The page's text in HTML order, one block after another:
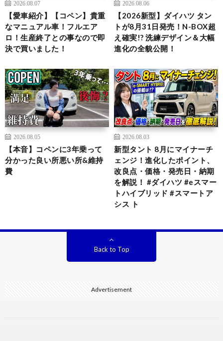
2026.08.07
【愛車紹介】【コペン】貴重
なマニュアル車！フルエア
ロ！生産終了との事なので即
決で買いました！
2026.08.06
【2026新型】ダイハツ タン
トが8月31日発売！N-BOX超
え確実!? 洗練デザイン＆大幅
進化の全貌公開！
2026.08.05
【本音】コペンに3年乗って
分かった良い所悪い所&維持
費
2026.08.03
新型タント 8月にマイナーチ
ェンジ！進化したポイント、
改良点・価格・発売日・納期
を解説！ #ダイハツ #eスマー
トハイブリッド #スマートア
シス ト
Back to Top
Advertisement